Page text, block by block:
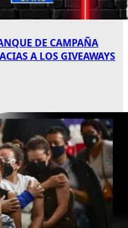
DE CAMPAÑA
A LOS GIVEAWAYS